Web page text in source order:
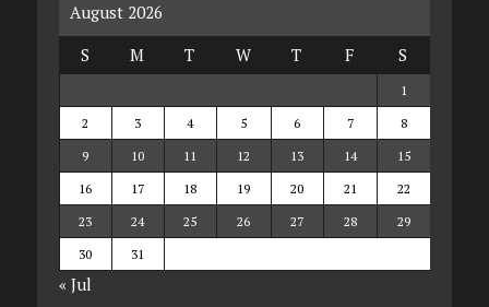
August 2026
S
M T W T F S
1
2
3 4 5 6 7
8
9
10 11 12 13 14
15
16
17 18 19 20 21
22
23
24 25 26 27 28
29
30
31
« Jul